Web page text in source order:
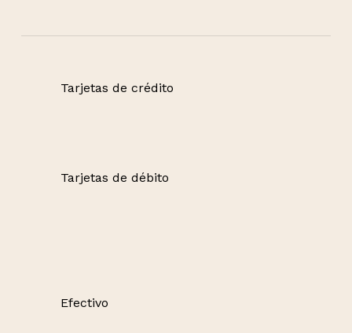
Tarjetas de crédito
Tarjetas de débito
Efectivo